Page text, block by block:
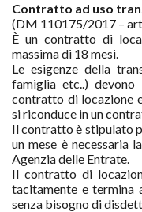
Contratto ad uso
(DM 110175/2017 –
È un contratto di
massima di 18 mesi.
Le esigenze della
famiglia etc..) devono
contratto di locazione
si riconduce in un
Il contratto è stipulato
un mese è necessaria
Agenzia delle Entrate.
Il contratto di
tacitamente e termina
senza bisogno di